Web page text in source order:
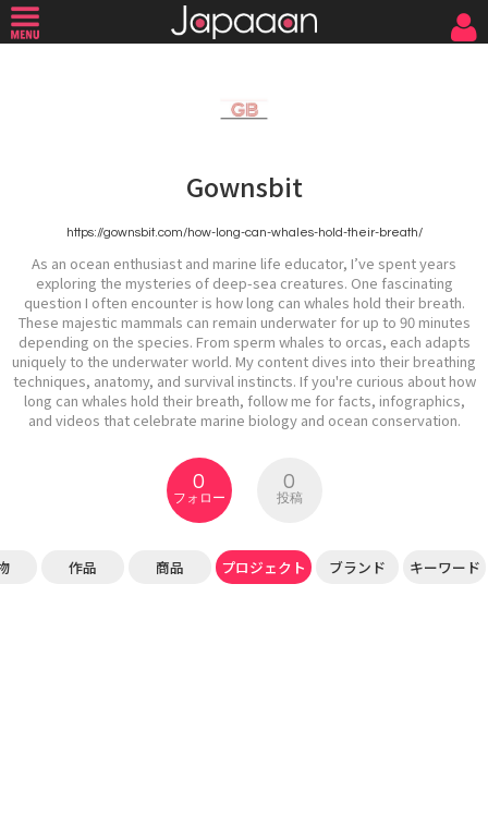
Gownsbit
https://gownsbit.com/how-long-can-whales-hold-their-breath/
As an ocean enthusiast and marine life educator, I’ve spent years
exploring the mysteries of deep-sea creatures. One fascinating
question I often encounter is how long can whales hold their breath.
These majestic mammals can remain underwater for up to 90 minutes
depending on the species. From sperm whales to orcas, each adapts
uniquely to the underwater world. My content dives into their breathing
techniques, anatomy, and survival instincts. If you're curious about how
long can whales hold their breath, follow me for facts, infographics,
and videos that celebrate marine biology and ocean conservation.
0
フォロー
0
投稿
作品 商品 プロジェクト ブランド キーワード